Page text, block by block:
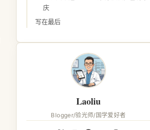
Laoliu
Blogger/验光师/国学爱好者
庆
写在最后